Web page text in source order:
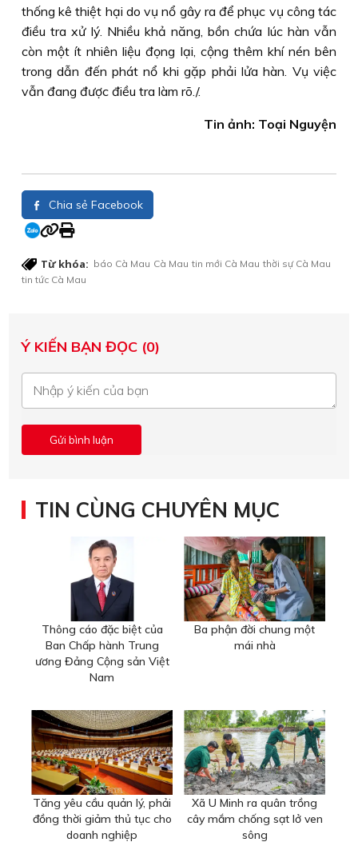
thống kê thiệt hại do vụ nổ gây ra để phục vụ công tác
điều tra xử lý. Nhiều khả năng, bồn chứa lúc hàn vẫn
còn một ít nhiên liệu đọng lại, cộng thêm khí nén bên
trong dẫn đến phát nổ khi gặp phải lửa hàn. Vụ việc
vẫn đang được điều tra làm rõ./.
Tin ảnh: Toại Nguyện
Chia sẻ Facebook
Từ khóa: báo Cà Mau Cà Mau tin mới Cà Mau thời sự Cà Mau
tin tức Cà Mau
Ý KIẾN BẠN ĐỌC (0)
TIN CÙNG CHUYÊN MỤC
Thông cáo đặc biệt của
Ban Chấp hành Trung
ương Đảng Cộng sản Việt
Nam
Ba phận đời chung một
mái nhà
Tăng yêu cầu quản lý, phải
đồng thời giảm thủ tục cho
doanh nghiệp
Xã U Minh ra quân trồng
cây mắm chống sạt lở ven
sông